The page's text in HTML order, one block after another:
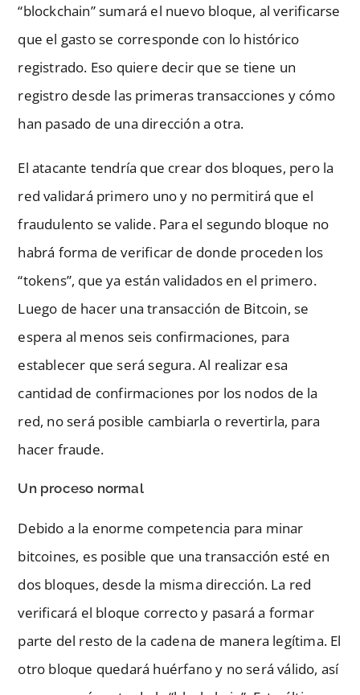
“blockchain” sumará el nuevo bloque, al verificarse
que el gasto se corresponde con lo histórico
registrado. Eso quiere decir que se tiene un
registro desde las primeras transacciones y cómo
han pasado de una dirección a otra.
El atacante tendría que crear dos bloques, pero la
red validará primero uno y no permitirá que el
fraudulento se valide. Para el segundo bloque no
habrá forma de verificar de donde proceden los
“tokens”, que ya están validados en el primero.
Luego de hacer una transacción de Bitcoin, se
espera al menos seis confirmaciones, para
establecer que será segura. Al realizar esa
cantidad de confirmaciones por los nodos de la
red, no será posible cambiarla o revertirla, para
hacer fraude.
Un proceso normal
Debido a la enorme competencia para minar
bitcoines, es posible que una transacción esté en
dos bloques, desde la misma dirección. La red
verificará el bloque correcto y pasará a formar
parte del resto de la cadena de manera legítima. El
otro bloque quedará huérfano y no será válido, así